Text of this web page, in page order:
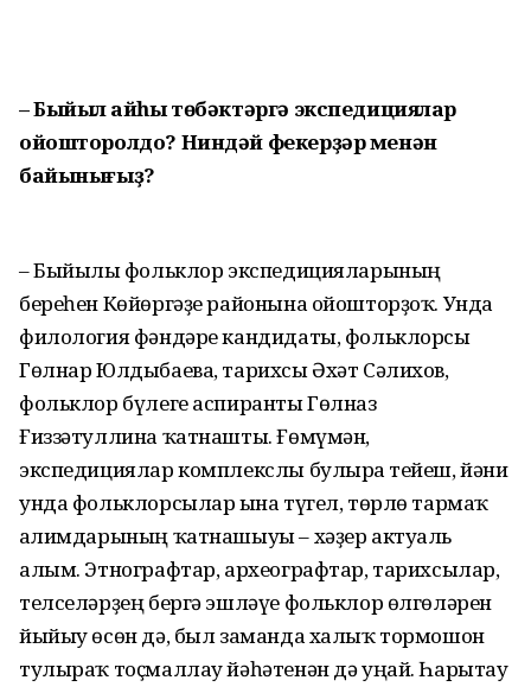
– Быйыл ҡайһы төбәктәргә экспедициялар
ойошторолдо? Ниндәй фекерҙәр менән
байынығыҙ?
– Быйылғы фольклор экспедициялары­ның
береһен Көйөргәҙе районына ойош­торҙоҡ. Унда
филология фәндәре кандидаты, фольклорсы
Гөлнар Юлдыбаева, тарихсы Әхәт Сәлихов,
фольклор бүлеге аспиранты Гөлназ
Ғиззәтуллина ҡатнашты. Ғөмүмән,
экспедициялар комплекслы булырға тейеш, йәғни
унда фольклорсылар ғына түгел, төрлө тармаҡ
ғалимдарының ҡатнашыуы – хәҙер актуаль
алым. Этнографтар, археографтар, тарихсылар,
телселәрҙең бергә эшләүе фольклор өлгөләрен
йыйыу өсөн дә, был заманда халыҡ тормошон
тулыраҡ тоҫмал­лау йәһәтенән дә уңай. Һарытау